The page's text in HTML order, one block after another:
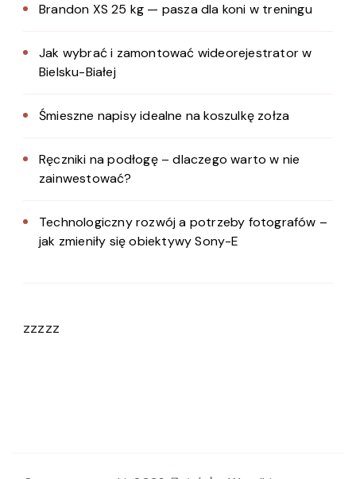
Brandon XS 25 kg — pasza dla koni w treningu
Jak wybrać i zamontować wideorejestrator w
Bielsku-Białej
Śmieszne napisy idealne na koszulkę zołza
Ręczniki na podłogę – dlaczego warto w nie
zainwestować?
Technologiczny rozwój a potrzeby fotografów –
jak zmieniły się obiektywy Sony-E
zzzzz